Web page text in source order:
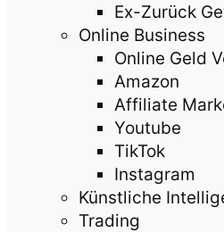
Ex-Zurück
Online Business
Online Geld
Amazon
Affiliate
Youtube
TikTok
Instagram
Künstliche
Trading